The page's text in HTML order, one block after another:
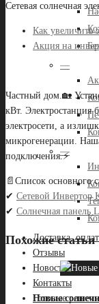
—
—
Доставка,
Отзывы
Новости
Контакты
Готовые
Сетевая солнечная
Как увеличить
Акция на
Частный дом.🏡
кВт. Электростанция
электросети, а
микрогенерации.
подключения.⚡
📄Список основного
✔ Сетевой Инвертор
✔ Солнечная панель
Похожие статьи
Новые